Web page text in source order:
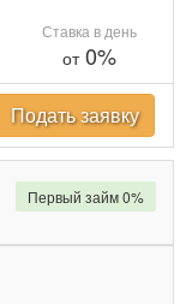
Ставка в день
от0%
Подать заявку
Первый займ 0%